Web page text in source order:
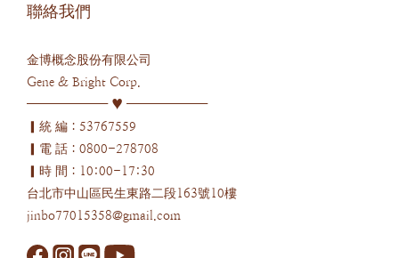
聯絡我們
金博概念股份有限公司
Gene & Bright Corp.
─────── ♥ ───────
▎統 編：53767559
▎電 話：0800-278708
▎時 間：10:00-17:30
台北市中山區民生東路二段163號10樓
jinbo77015358@gmail.com